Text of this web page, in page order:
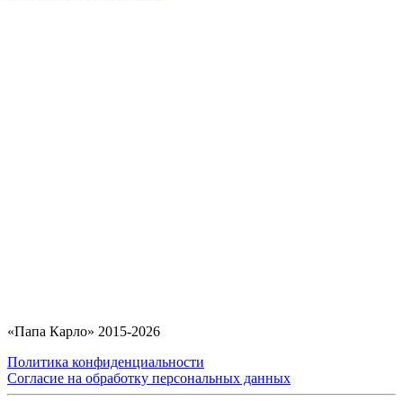
«Папа Карло» 2015-2026
Политика конфиденциальности
Согласие на обработку персональных данных